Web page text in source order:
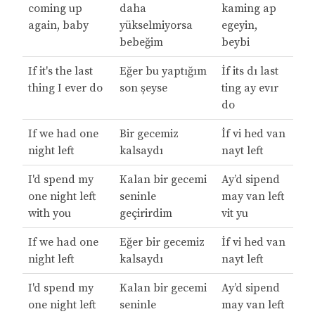
coming up
again, baby
daha
yükselmiyorsa
bebeğim
kaming ap
egeyin,
beybi
If it's the last
thing I ever do
Eğer bu yaptığım
son şeyse
İf its dı last
ting ay evır
do
If we had one
night left
Bir gecemiz
kalsaydı
İf vi hed van
nayt left
I'd spend my
one night left
with you
Kalan bir gecemi
seninle
geçirirdim
Ay’d sipend
may van left
vit yu
If we had one
night left
Eğer bir gecemiz
kalsaydı
İf vi hed van
nayt left
I'd spend my
one night left
Kalan bir gecemi
seninle
Ay’d sipend
may van left